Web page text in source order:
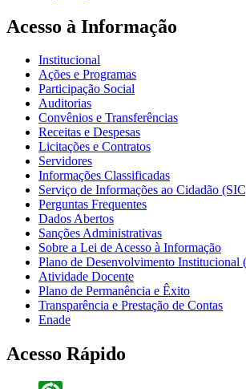
Acesso à Informação
Institucional
Ações e Programas
Participação Social
Auditorias
Convênios e Transferências
Receitas e Despesas
Licitações e Contratos
Servidores
Informações Classificadas
Serviço de Informações ao Cidadão
Perguntas Frequentes
Dados Abertos
Sanções Administrativas
Sobre a Lei de Acesso à Informação
Plano de Desenvolvimento Institucional
Atividade Docente
Plano de Permanência e Êxito
Transparência e Prestação de Contas
Enade
Acesso Rápido